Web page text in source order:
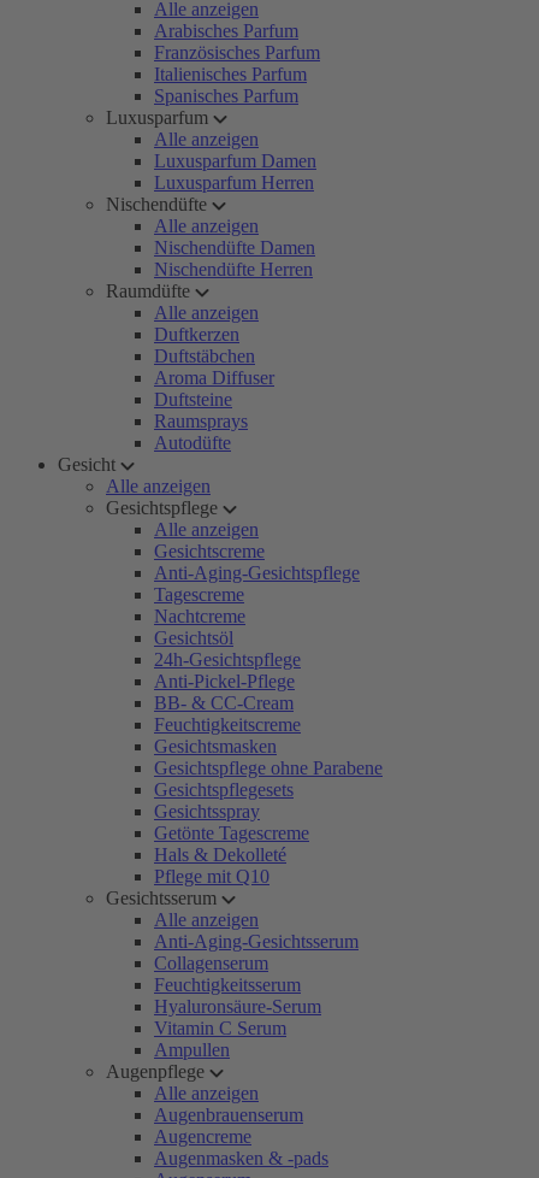
Alle anzeigen
Arabisches Parfum
Französisches Parfum
Italienisches Parfum
Spanisches Parfum
Luxusparfum
Alle anzeigen
Luxusparfum Damen
Luxusparfum Herren
Nischendüfte
Alle anzeigen
Nischendüfte Damen
Nischendüfte Herren
Raumdüfte
Alle anzeigen
Duftkerzen
Duftstäbchen
Aroma Diffuser
Duftsteine
Raumsprays
Autodüfte
Gesicht
Alle anzeigen
Gesichtspflege
Alle anzeigen
Gesichtscreme
Anti-Aging-Gesichtspflege
Tagescreme
Nachtcreme
Gesichtsöl
24h-Gesichtspflege
Anti-Pickel-Pflege
BB- & CC-Cream
Feuchtigkeitscreme
Gesichtsmasken
Gesichtspflege ohne Parabene
Gesichtspflegesets
Gesichtsspray
Getönte Tagescreme
Hals & Dekolleté
Pflege mit Q10
Gesichtsserum
Alle anzeigen
Anti-Aging-Gesichtsserum
Collagenserum
Feuchtigkeitsserum
Hyaluronsäure-Serum
Vitamin C Serum
Ampullen
Augenpflege
Alle anzeigen
Augenbrauenserum
Augencreme
Augenmasken & -pads